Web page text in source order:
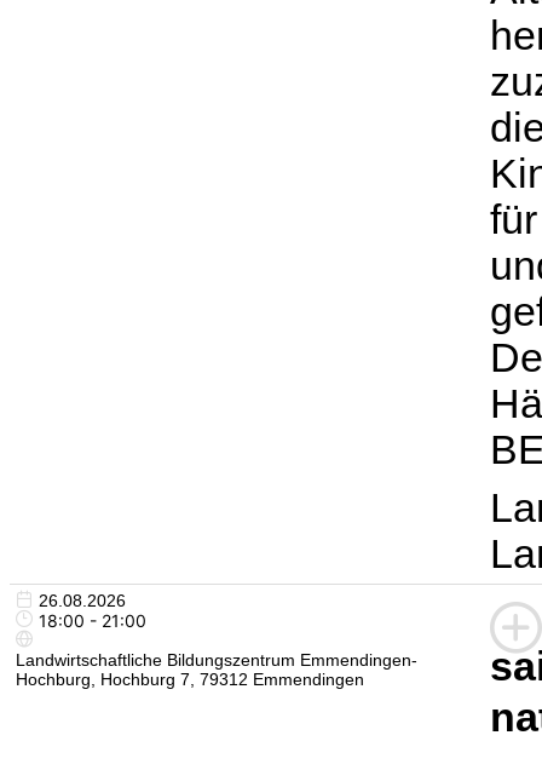
26.08.2026
18:00 - 21:00
Landwirtschaftliche Bildungszentrum Emmendingen-
Hochburg, Hochburg 7, 79312 Emmendingen